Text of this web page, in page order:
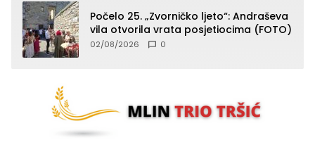
Počelo 25. „Zvorničko ljeto“: Andraševa
vila otvorila vrata posjetiocima (FOTO)
02/08/2026 0